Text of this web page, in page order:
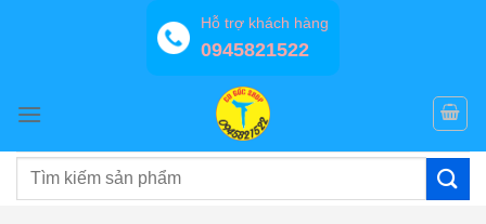
Hỗ trợ khách hàng
0945821522
Tìm